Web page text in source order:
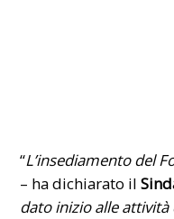
“L’insediamento del
– ha dichiarato il
dato inizio alle